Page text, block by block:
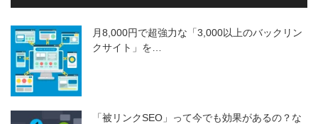
月8,000円で超強力な「3,000以上のバックリン
クサイト」を…
「被リンクSEO」って今でも効果があるの？な